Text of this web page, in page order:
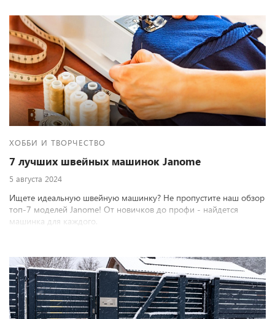
ХОББИ И ТВОРЧЕСТВО
7 лучших швейных машинок Janome
5 августа 2024
Ищете идеальную швейную машинку? Не пропустите наш обзор
топ-7 моделей Janome! От новичков до профи - найдется
машинка для каждого.